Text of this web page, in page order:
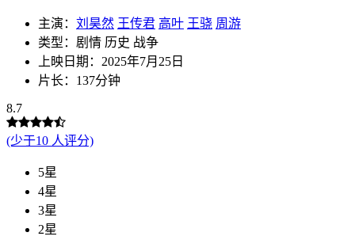
主演： 刘昊然 王传君 高叶 王骁 周游
类型：剧情 历史 战争
上映日期：2025年7月25日
片长：137分钟
8.7
(少于10 人评分)
5星
4星
3星
2星